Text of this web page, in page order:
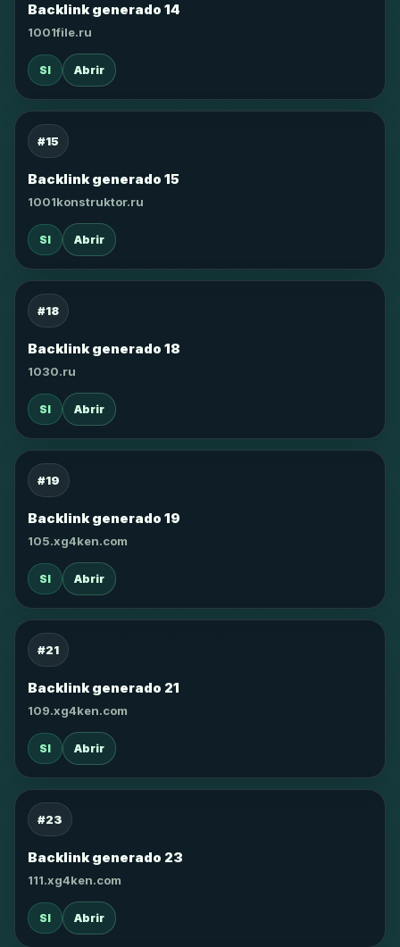
Backlink generado 14
1001file.ru
SI Abrir
#15
Backlink generado 15
1001konstruktor.ru
SI Abrir
#18
Backlink generado 18
1030.ru
SI Abrir
#19
Backlink generado 19
105.xg4ken.com
SI Abrir
#21
Backlink generado 21
109.xg4ken.com
SI Abrir
#23
Backlink generado 23
111.xg4ken.com
SI Abrir